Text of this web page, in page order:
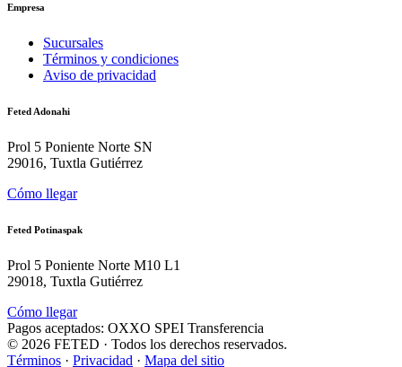
Empresa
Sucursales
Términos y condiciones
Aviso de privacidad
Feted Adonahi
Prol 5 Poniente Norte SN
29016, Tuxtla Gutiérrez
Cómo llegar
Feted Potinaspak
Prol 5 Poniente Norte M10 L1
29018, Tuxtla Gutiérrez
Cómo llegar
Pagos aceptados: OXXO SPEI Transferencia
© 2026 FETED · Todos los derechos reservados.
Términos · Privacidad · Mapa del sitio